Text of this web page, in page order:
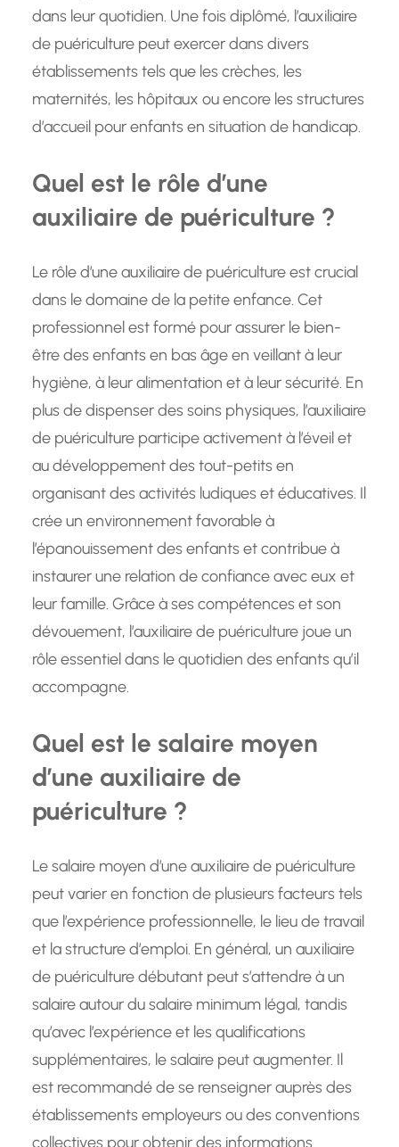
dans leur quotidien. Une fois diplômé, l’auxiliaire
de puériculture peut exercer dans divers
établissements tels que les crèches, les
maternités, les hôpitaux ou encore les structures
d’accueil pour enfants en situation de handicap.
Quel est le rôle d’une
auxiliaire de puériculture ?
Le rôle d’une auxiliaire de puériculture est crucial
dans le domaine de la petite enfance. Cet
professionnel est formé pour assurer le bien-
être des enfants en bas âge en veillant à leur
hygiène, à leur alimentation et à leur sécurité. En
plus de dispenser des soins physiques, l’auxiliaire
de puériculture participe activement à l’éveil et
au développement des tout-petits en
organisant des activités ludiques et éducatives. Il
crée un environnement favorable à
l’épanouissement des enfants et contribue à
instaurer une relation de confiance avec eux et
leur famille. Grâce à ses compétences et son
dévouement, l’auxiliaire de puériculture joue un
rôle essentiel dans le quotidien des enfants qu’il
accompagne.
Quel est le salaire moyen
d’une auxiliaire de
puériculture ?
Le salaire moyen d’une auxiliaire de puériculture
peut varier en fonction de plusieurs facteurs tels
que l’expérience professionnelle, le lieu de travail
et la structure d’emploi. En général, un auxiliaire
de puériculture débutant peut s’attendre à un
salaire autour du salaire minimum légal, tandis
qu’avec l’expérience et les qualifications
supplémentaires, le salaire peut augmenter. Il
est recommandé de se renseigner auprès des
établissements employeurs ou des conventions
collectives pour obtenir des informations